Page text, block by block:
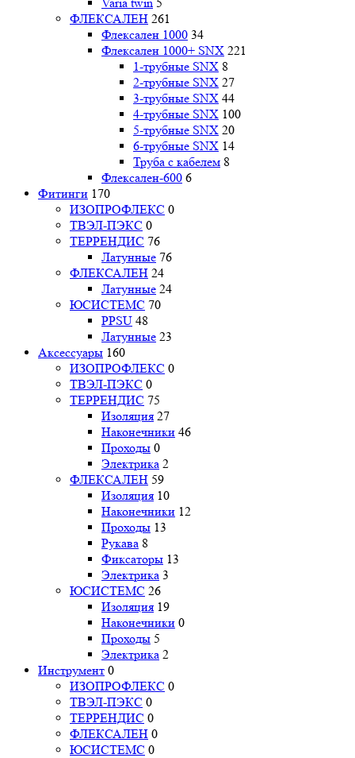
ФЛЕКСАЛЕН 261
Флексален 1000 34
Флексален 1000+ SNX 221
1-трубные SNX 8
2-трубные SNX 27
3-трубные SNX 44
4-трубные SNX 100
5-трубные SNX 20
6-трубные SNX 14
Труба с кабелем 8
Флексален-600 6
Фитинги 170
ИЗОПРОФЛЕКС 0
ТВЭЛ-ПЭКС 0
ТЕРРЕНДИС 76
Латунные 76
ФЛЕКСАЛЕН 24
Латунные 24
ЮСИСТЕМС 70
PPSU 48
Латунные 23
Аксессуары 160
ИЗОПРОФЛЕКС 0
ТВЭЛ-ПЭКС 0
ТЕРРЕНДИС 75
Изоляция 27
Наконечники 46
Проходы 0
Электрика 2
ФЛЕКСАЛЕН 59
Изоляция 10
Наконечники 12
Проходы 13
Рукава 8
Фиксаторы 13
Электрика 3
ЮСИСТЕМС 26
Изоляция 19
Наконечники 0
Проходы 5
Электрика 2
Инструмент 0
ИЗОПРОФЛЕКС 0
ТВЭЛ-ПЭКС 0
ТЕРРЕНДИС 0
ФЛЕКСАЛЕН 0
ЮСИСТЕМС 0